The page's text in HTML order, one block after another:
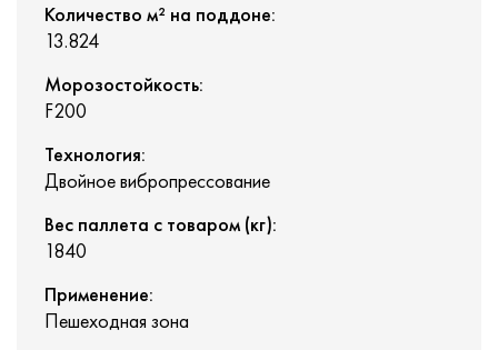
Количество м² на поддоне:
13.824
Морозостойкость:
F200
Технология:
Двойное вибропрессование
Вес паллета с товаром (кг):
1840
Применение:
Пешеходная зона